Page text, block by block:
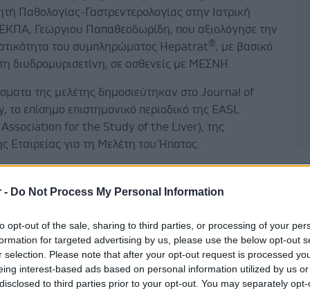
- Do Not Process My Personal Information
opt-out of the sale, sharing to third parties, or processing of your
for targeted advertising by us, please use the below opt-out
selection. Please note that after your opt-out request is processed
interest-based ads based on personal information utilized by us
to third parties prior to your opt-out. You may separately
Παθολογίας-Γαστρεντερολογίας στην Ιατρική
Γεώργιου Παπαθεοδωρίδη, που αξιολόγησε την
του συμπληρώματος Hepatrat®, με βασικό
διυδρομυρισετίνη, σε ασθενείς με ΜΕΣΝΗ.
της μελέτης δημοσιεύτηκαν στο Journal of
το επίσημο επιστημονικό περιοδικό της EASL
for the Study of the Liver), της
Εταιρείας για τη Μελέτη του Ήπατος.
οποία διεξήχθη ως προοπτική, τυχαιοποιημένη,
ελεγχόμενη με εικονικό φάρμακο (placebo),
μήνες και κατέγραψε ιδιαίτερα
αποτελέσματα.